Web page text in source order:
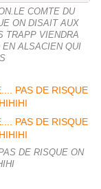
COMTE DU
ON DISAIT AUX
TRAPP VIENDRA
ALSACIEN QUI
DE RISQUE ON